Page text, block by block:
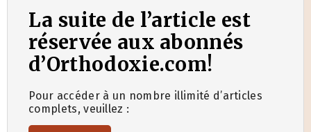
La suite de l’article est
réservée aux abonnés
d’Orthodoxie.com!
Pour accéder à un nombre illimité d’articles
complets, veuillez :